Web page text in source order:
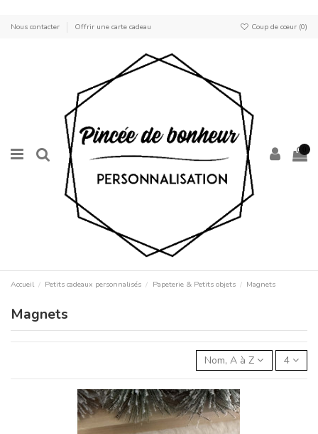
Nous contacter Offrir une carte cadeau Coup de cœur (0)
Accueil Petits cadeaux personnalisés Papeterie & Petits objets Magnets
Magnets
Nom, A à Z 4